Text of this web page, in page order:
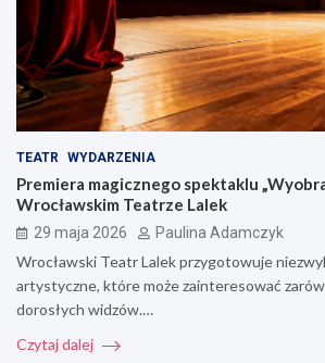
TEATR WYDARZENIA
Premiera magicznego spektaklu
Wrocławskim Teatrze Lalek
29 maja 2026 Paulina Adamczyk
Wrocławski Teatr Lalek przygotowuje
artystyczne, które może zainteresować
dorosłych widzów.…
Czytaj dalej